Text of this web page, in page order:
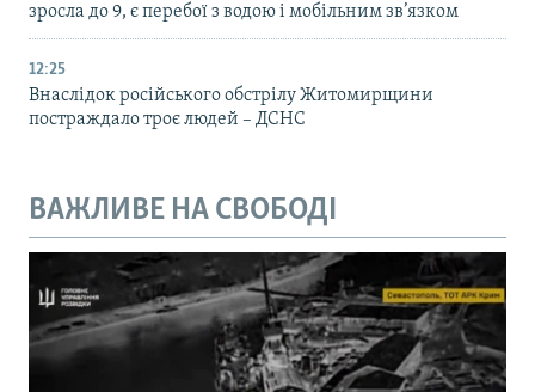
зросла до 9, є перебої з водою і мобільним зв’язком
12:25
Внаслідок російського обстрілу Житомирщини
постраждало троє людей – ДСНС
ВАЖЛИВЕ НА СВОБОДІ